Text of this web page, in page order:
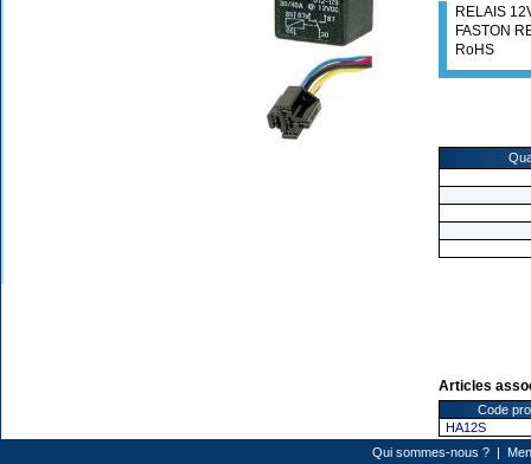
RELAIS
FASTON
RoHS
Articles
Code
HA12S
Qui sommes-nous ? |